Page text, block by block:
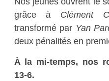
grâce à Clément
transformé par Yan
deux pénalités en
À la mi-temps, nos
13-6.